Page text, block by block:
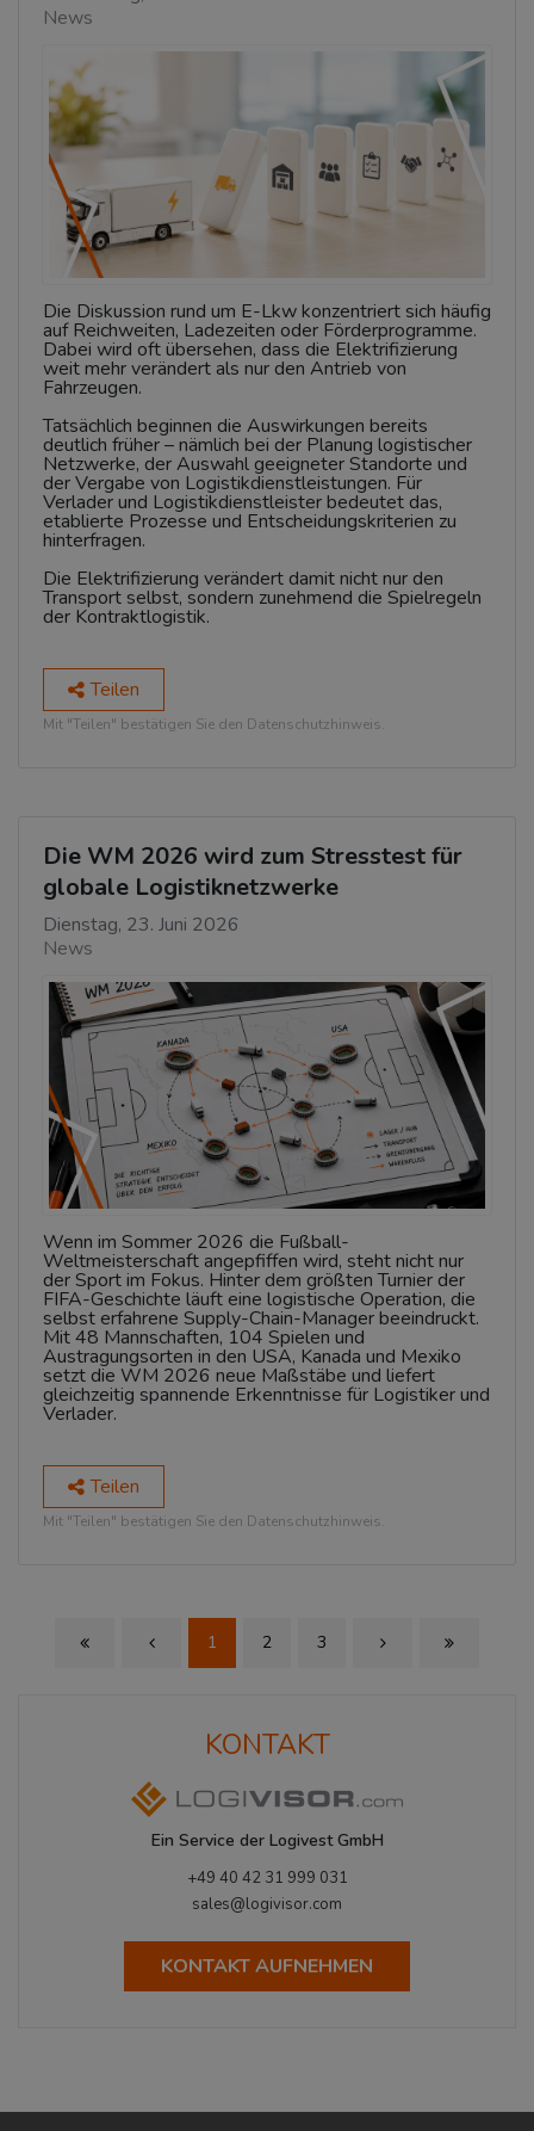
News
Die Diskussion rund um E-Lkw konzentriert sich häufig
auf Reichweiten, Ladezeiten oder Förderprogramme.
Dabei wird oft übersehen, dass die Elektrifizierung
weit mehr verändert als nur den Antrieb von
Fahrzeugen.
Tatsächlich beginnen die Auswirkungen bereits
deutlich früher – nämlich bei der Planung logistischer
Netzwerke, der Auswahl geeigneter Standorte und
der Vergabe von Logistikdienstleistungen. Für
Verlader und Logistikdienstleister bedeutet das,
etablierte Prozesse und Entscheidungskriterien zu
hinterfragen.
Die Elektrifizierung verändert damit nicht nur den
Transport selbst, sondern zunehmend die Spielregeln
der Kontraktlogistik.
Teilen
Mit "Teilen" bestätigen Sie den Datenschutzhinweis.
Die WM 2026 wird zum Stresstest für
globale Logistiknetzwerke
Dienstag, 23. Juni 2026
News
Wenn im Sommer 2026 die Fußball-
Weltmeisterschaft angepfiffen wird, steht nicht nur
der Sport im Fokus. Hinter dem größten Turnier der
FIFA-Geschichte läuft eine logistische Operation, die
selbst erfahrene Supply-Chain-Manager beeindruckt.
Mit 48 Mannschaften, 104 Spielen und
Austragungsorten in den USA, Kanada und Mexiko
setzt die WM 2026 neue Maßstäbe und liefert
gleichzeitig spannende Erkenntnisse für Logistiker und
Verlader.
Teilen
Mit "Teilen" bestätigen Sie den Datenschutzhinweis.
First Page Previous Page
1 2 3 Next PageLast Page
KONTAKT
Ein Service der Logivest GmbH
+49 40 42 31 999 031
sales@logivisor.com
KONTAKT AUFNEHMEN